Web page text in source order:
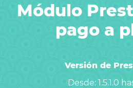
Módulo
pago a
Versión de
Desde: 1.5.1.0